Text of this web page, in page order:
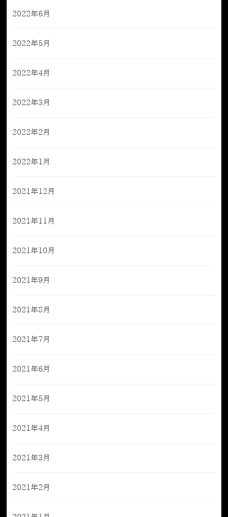
2022年6月
2022年5月
2022年4月
2022年3月
2022年2月
2022年1月
2021年12月
2021年11月
2021年10月
2021年9月
2021年8月
2021年7月
2021年6月
2021年5月
2021年4月
2021年3月
2021年2月